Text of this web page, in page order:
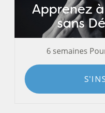
Apprenez
sans
6 semaines